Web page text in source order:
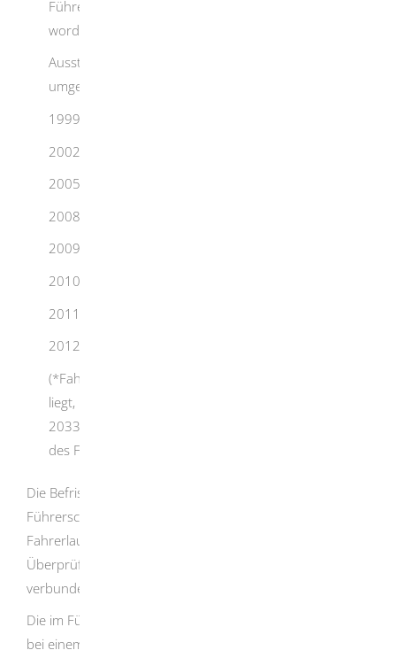
Führerscheine, die ab 1. Januar 1999 ausgestellt
worden sind*:
Ausstellungsjahr - Tag, bis zu dem der Führerschein
umgetauscht sein muss
1999 bis 2001 - 19. Januar 2026
2002 bis 2004 - 19. Januar 2027
2005 bis 2007 - 19. Januar 2028
2008 - 19. Januar 2029
2009 - 19. Januar 2030
2010 - 19. Januar 2031
2011 - 19. Januar 2032
2012 bis 18. Januar 2013 - 19. Januar 2033
(*Fahrerlaubnisinhaber, deren Geburtsjahr vor 1953
liegt, müssen den Führerschein bis zum 19. Januar
2033 umtauschen, unabhängig vom Ausstellungsjahr
des Führerscheins)
Die Befristung betrifft jedoch nur das
Führerscheindokument, nicht die zugrundeliegende
Fahrerlaubnis. Eine ärztliche Untersuchung oder sonstige
Überprüfungen sind mit dem Dokumententausch nicht
verbunden.
Die im Führerschein dokumentierten Rechte bleiben auch
bei einem Umtausch des Dokuments bestehen. Welche